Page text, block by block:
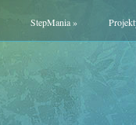
StepMania»